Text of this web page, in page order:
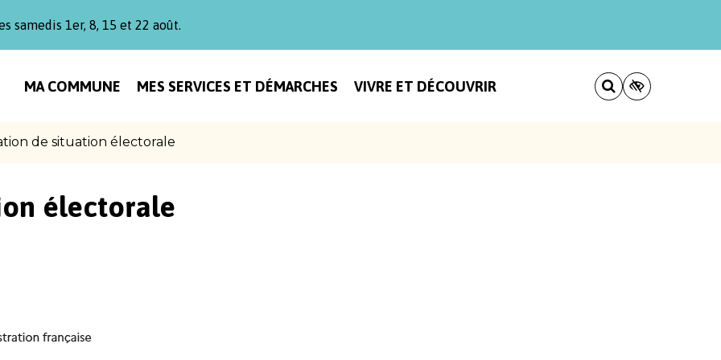
samedis 1er, 8, 15 et 22 août.
MA COMMUNE MES SERVICES ET DÉMARCHES VIVRE ET DÉCOUVRIR
de situation électorale
électorale